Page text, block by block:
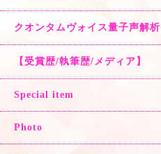
クオンタムヴォイス量子声解析
【受賞歴/執筆歴/メディア】
Special item
Photo